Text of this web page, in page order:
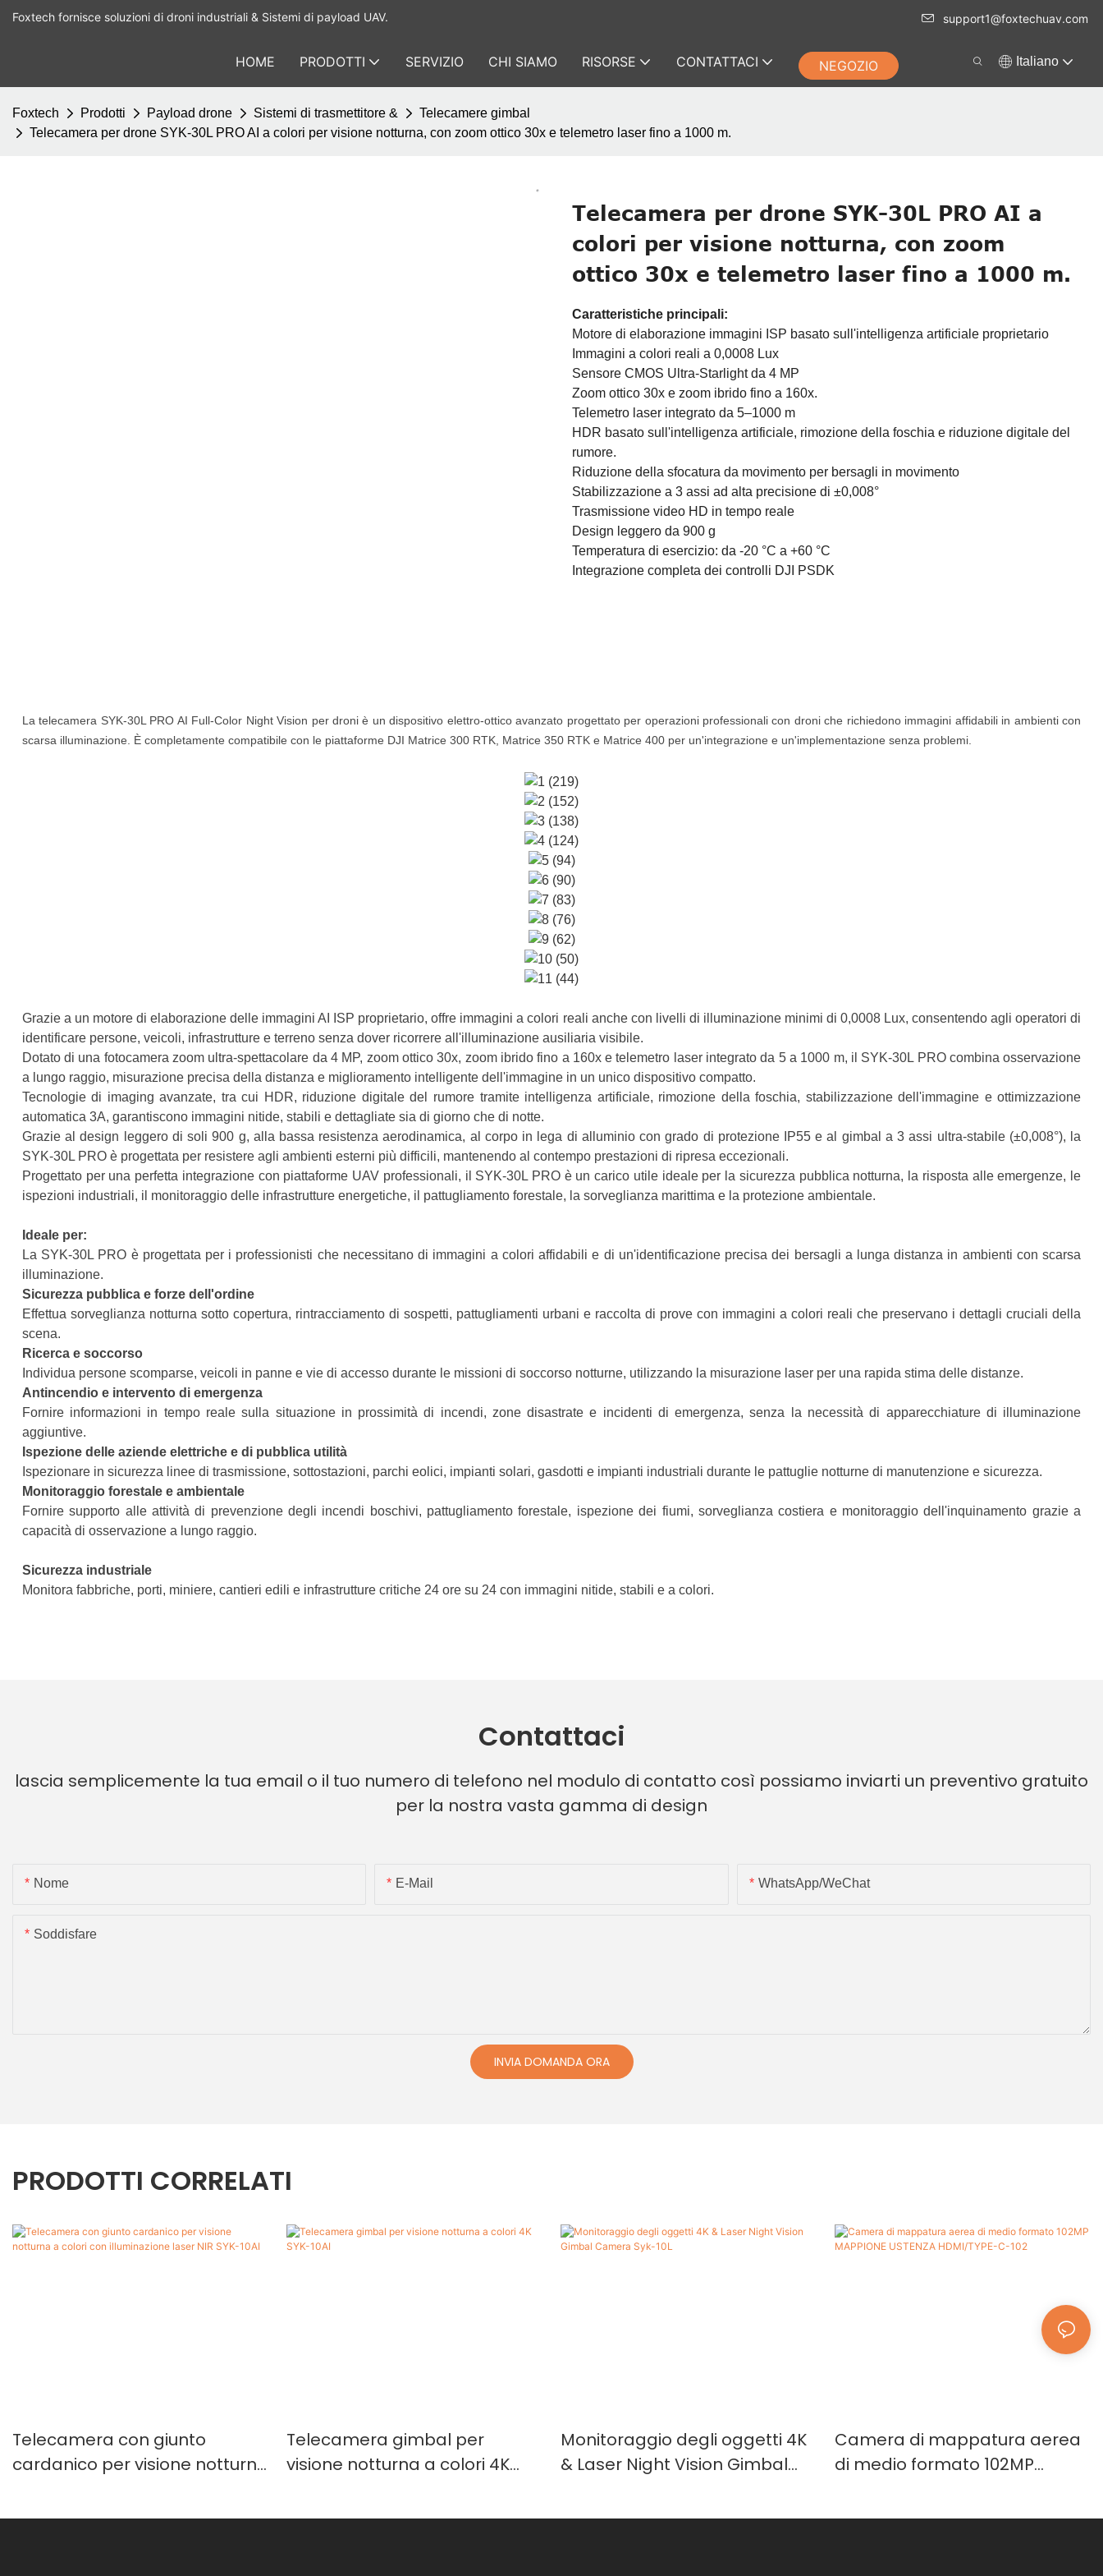
Foxtech fornisce soluzioni di droni industriali & Sistemi di payload UAV. support1@foxtechuav.com
HOME PRODOTTI SERVIZIO CHI SIAMO RISORSE CONTATTACI NEGOZIO Italiano
Foxtech Prodotti Payload drone Sistemi di trasmettitore &
Telecamere gimbal
Telecamera per drone SYK-30L PRO AI a colori per visione notturna, con zoom ottico 30x e telemetro laser fino a 1000 m.
Telecamera per drone SYK-30L PRO AI a
colori per visione notturna, con zoom
ottico 30x e telemetro laser fino a 1000 m.
Caratteristiche principali:
Motore di elaborazione immagini ISP basato sull'intelligenza artificiale proprietario
Immagini a colori reali a 0,0008 Lux
Sensore CMOS Ultra-Starlight da 4 MP
Zoom ottico 30x e zoom ibrido fino a 160x.
Telemetro laser integrato da 5–1000 m
HDR basato sull'intelligenza artificiale, rimozione della foschia e riduzione digitale del
rumore.
Riduzione della sfocatura da movimento per bersagli in movimento
Stabilizzazione a 3 assi ad alta precisione di ±0,008°
Trasmissione video HD in tempo reale
Design leggero da 900 g
Temperatura di esercizio: da -20 °C a +60 °C
Integrazione completa dei controlli DJI PSDK
La telecamera SYK-30L PRO AI Full-Color Night Vision per droni è un dispositivo elettro-ottico avanzato progettato per operazioni professionali con droni che richiedono immagini affidabili in ambienti con
scarsa illuminazione. È completamente compatibile con le piattaforme DJI Matrice 300 RTK, Matrice 350 RTK e Matrice 400 per un'integrazione e un'implementazione senza problemi.
Grazie a un motore di elaborazione delle immagini AI ISP proprietario, offre immagini a colori reali anche con livelli di illuminazione minimi di 0,0008 Lux, consentendo agli operatori di
identificare persone, veicoli, infrastrutture e terreno senza dover ricorrere all'illuminazione ausiliaria visibile.
Dotato di una fotocamera zoom ultra-spettacolare da 4 MP, zoom ottico 30x, zoom ibrido fino a 160x e telemetro laser integrato da 5 a 1000 m, il SYK-30L PRO combina osservazione
a lungo raggio, misurazione precisa della distanza e miglioramento intelligente dell'immagine in un unico dispositivo compatto.
Tecnologie di imaging avanzate, tra cui HDR, riduzione digitale del rumore tramite intelligenza artificiale, rimozione della foschia, stabilizzazione dell'immagine e ottimizzazione
automatica 3A, garantiscono immagini nitide, stabili e dettagliate sia di giorno che di notte.
Grazie al design leggero di soli 900 g, alla bassa resistenza aerodinamica, al corpo in lega di alluminio con grado di protezione IP55 e al gimbal a 3 assi ultra-stabile (±0,008°), la
SYK-30L PRO è progettata per resistere agli ambienti esterni più difficili, mantenendo al contempo prestazioni di ripresa eccezionali.
Progettato per una perfetta integrazione con piattaforme UAV professionali, il SYK-30L PRO è un carico utile ideale per la sicurezza pubblica notturna, la risposta alle emergenze, le
ispezioni industriali, il monitoraggio delle infrastrutture energetiche, il pattugliamento forestale, la sorveglianza marittima e la protezione ambientale.
Ideale per:
La SYK-30L PRO è progettata per i professionisti che necessitano di immagini a colori affidabili e di un'identificazione precisa dei bersagli a lunga distanza in ambienti con scarsa
illuminazione.
Sicurezza pubblica e forze dell'ordine
Effettua sorveglianza notturna sotto copertura, rintracciamento di sospetti, pattugliamenti urbani e raccolta di prove con immagini a colori reali che preservano i dettagli cruciali della
scena.
Ricerca e soccorso
Individua persone scomparse, veicoli in panne e vie di accesso durante le missioni di soccorso notturne, utilizzando la misurazione laser per una rapida stima delle distanze.
Antincendio e intervento di emergenza
Fornire informazioni in tempo reale sulla situazione in prossimità di incendi, zone disastrate e incidenti di emergenza, senza la necessità di apparecchiature di illuminazione
aggiuntive.
Ispezione delle aziende elettriche e di pubblica utilità
Ispezionare in sicurezza linee di trasmissione, sottostazioni, parchi eolici, impianti solari, gasdotti e impianti industriali durante le pattuglie notturne di manutenzione e sicurezza.
Monitoraggio forestale e ambientale
Fornire supporto alle attività di prevenzione degli incendi boschivi, pattugliamento forestale, ispezione dei fiumi, sorveglianza costiera e monitoraggio dell'inquinamento grazie a
capacità di osservazione a lungo raggio.
Sicurezza industriale
Monitora fabbriche, porti, miniere, cantieri edili e infrastrutture critiche 24 ore su 24 con immagini nitide, stabili e a colori.
Contattaci
lascia semplicemente la tua email o il tuo numero di telefono nel modulo di contatto così possiamo inviarti un preventivo gratuito
per la nostra vasta gamma di design
Nome E-Mail WhatsApp/WeChat
Soddisfare
INVIA DOMANDA ORA
PRODOTTI CORRELATI
Telecamera con giunto
cardanico per visione notturna
NIR SYK-10AI
Telecamera gimbal per
visione notturna a colori 4K
Monitoraggio degli oggetti 4K
& Laser Night Vision Gimbal
Camera di mappatura aerea
di medio formato 102MP
HDMI/TYPE-C-102